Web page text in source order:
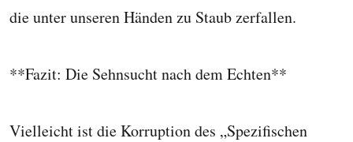
die unter unseren Händen zu Staub zerfallen.
**Fazit: Die Sehnsucht nach dem Echten**
Vielleicht ist die Korruption des „Spezifischen